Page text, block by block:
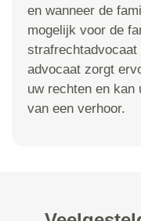
en wanneer de
mogelijk voor de
advocaat zorgt
uw rechten en kan
van een verhoor.